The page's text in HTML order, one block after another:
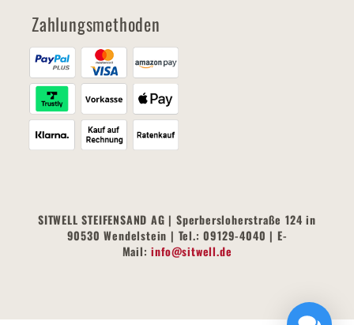
Zahlungsmethoden
SITWELL STEIFENSAND AG | Sperbersloherstraße 124 in
90530 Wendelstein | Tel.: 09129-4040 | E-
Mail:info@sitwell.de